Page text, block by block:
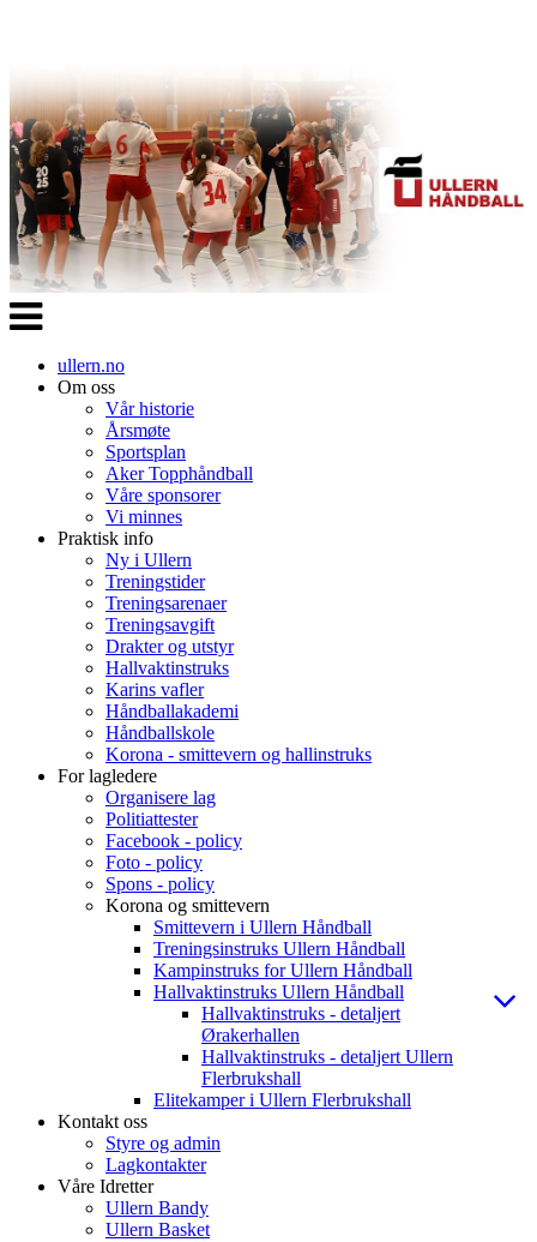
Veksle
navigasjon
ullern.no
Om oss
Vår historie
Årsmøte
Sportsplan
Aker Topphåndball
Våre sponsorer
Vi minnes
Praktisk info
Ny i Ullern
Treningstider
Treningsarenaer
Treningsavgift
Drakter og utstyr
Hallvaktinstruks
Karins vafler
Håndballakademi
Håndballskole
Korona - smittevern og hallinstruks
For lagledere
Organisere lag
Politiattester
Facebook - policy
Foto - policy
Spons - policy
Korona og smittevern
Smittevern i Ullern Håndball
Treningsinstruks Ullern Håndball
Kampinstruks for Ullern Håndball
Hallvaktinstruks Ullern Håndball
Hallvaktinstruks - detaljert
Ørakerhallen
Hallvaktinstruks - detaljert Ullern
Flerbrukshall
Elitekamper i Ullern Flerbrukshall
Kontakt oss
Styre og admin
Lagkontakter
Våre Idretter
Ullern Bandy
Ullern Basket